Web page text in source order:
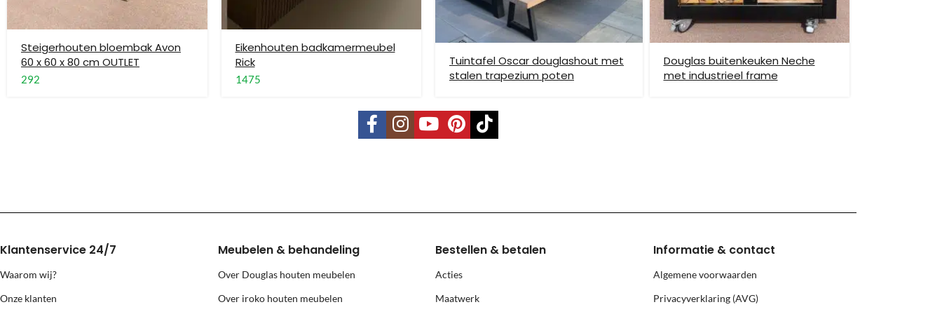
Wij monteren geen stoelen, fauteuils, barkrukken en banken.
Levering buiten Nederland en België
Voor bestellingen buiten Nederland en België is alleen standaard levering mogelijk. Kleine pakketten kunnen via DHL verstuurd worden, hiervoor brengen wij verzendkosten in rekening.
Levering naar eilanden (Texel, Vlieland, Terschelling, Ameland, Schiermonnikoog en Borkum)
Steigerhouten bloembak Avon
60 x 60 x 80 cm OUTLET
292
Eikenhouten badkamermeubel
Rick
1475
Tuintafel Oscar douglashout met
stalen trapezium poten
Douglas buitenkeuken Neche
met industrieel frame
Klantenservice 24/7
Waarom wij?
Onze klanten
Meubelen & behandeling
Over Douglas houten meubelen
Over iroko houten meubelen
Bestellen & betalen
Acties
Maatwerk
Informatie & contact
Algemene voorwaarden
Privacyverklaring (AVG)